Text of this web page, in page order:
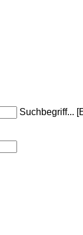
Suchbegriff...